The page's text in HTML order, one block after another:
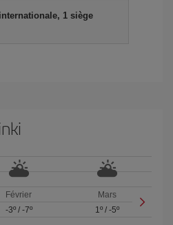
1 siège
Février
-3º/ -7º
Mars
1º /-5º